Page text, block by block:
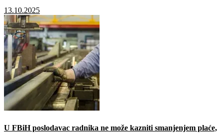
13.10.2025
U FBiH poslodavac radnika ne može kazniti smanjenjem plaće,